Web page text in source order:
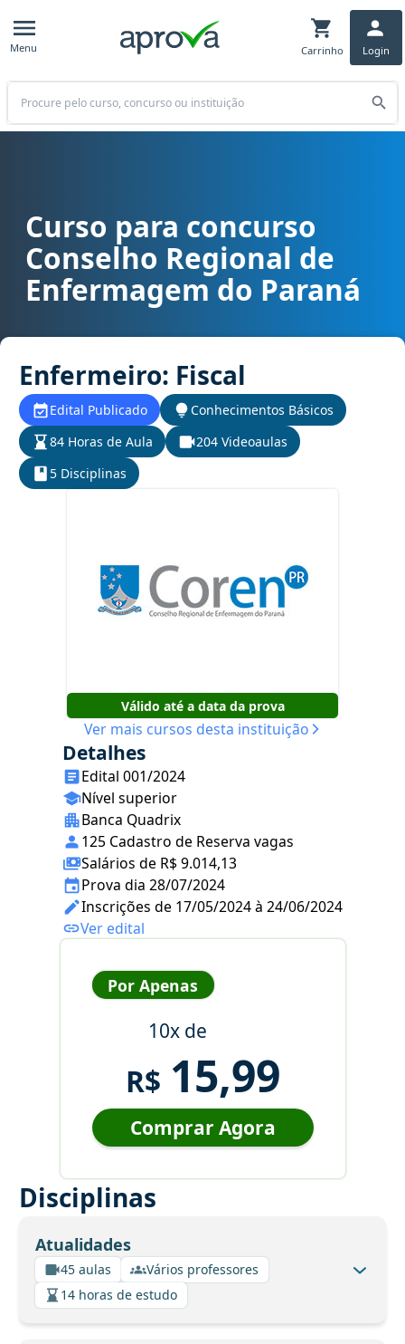
Menu Carrinho Login
Buscar
Curso para concurso COREN PR - Conselho Regional de
Curso para concurso
Conselho Regional de
Enfermagem do Paraná
Enfermeiro: Fiscal
Edital Publicado
Conhecimentos Básicos
84 Horas de Aula
204 Videoaulas
5 Disciplinas
Válido até a data da prova
Ver mais cursos desta instituição
Detalhes
Edital 001/2024
Nível superior
Banca Quadrix
125 Cadastro de Reserva vagas
Salários de R$ 9.014,13
Prova dia 28/07/2024
Inscrições de 17/05/2024 à 24/06/2024
Ver edital
Por Apenas
10x de
R$ 15,99
Comprar Agora
Disciplinas
Atualidades
45 aulas
Vários professores
14 horas de estudo